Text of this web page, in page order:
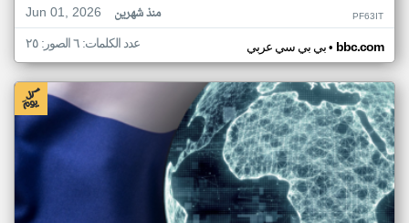
Jun 01, 2026
منذ شهرين PF63IT
بي بي سي عربي• bbc.com عدد الكلمات: ٦ الصور: ٢٥